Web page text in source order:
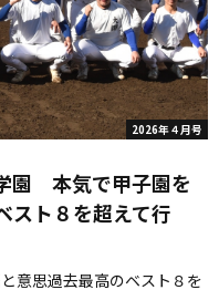
2026年４月号
園 本気で甲子園を
スト８を超えて行
意思過去最高のベスト８を